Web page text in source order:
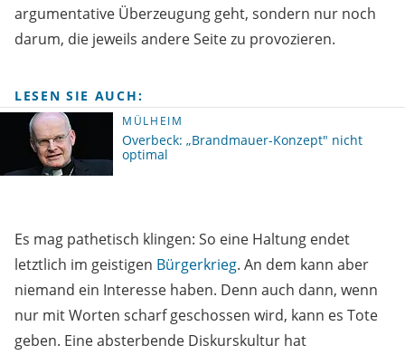
argumentative Überzeugung geht, sondern nur noch
darum, die jeweils andere Seite zu provozieren.
LESEN SIE AUCH:
MÜLHEIM
Overbeck: „Brandmauer-Konzept" nicht
optimal
Es mag pathetisch klingen: So eine Haltung endet
letztlich im geistigen Bürgerkrieg. An dem kann aber
niemand ein Interesse haben. Denn auch dann, wenn
nur mit Worten scharf geschossen wird, kann es Tote
geben. Eine absterbende Diskurskultur hat